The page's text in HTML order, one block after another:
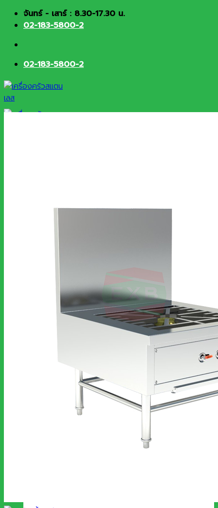
Skip จันทร์ - เสาร์ : 8.30-17.30 น.
02-183-5800-2
02-183-5800-2